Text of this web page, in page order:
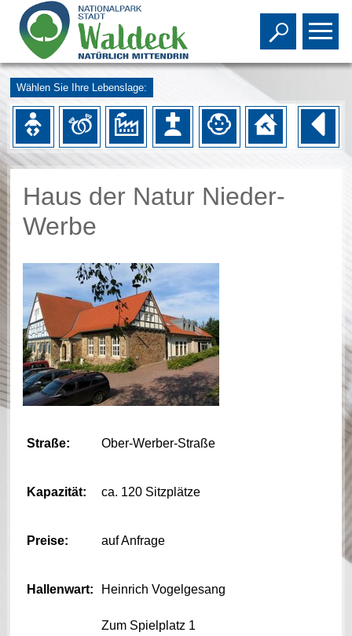
Toggle
Wählen Sie Ihre Lebenslage:
Haus der Natur Nieder-
Werbe
Straße: Ober-Werber-Straße
Kapazität: ca. 120 Sitzplätze
Preise: auf Anfrage
Hallenwart: Heinrich Vogelgesang
Zum Spielplatz 1